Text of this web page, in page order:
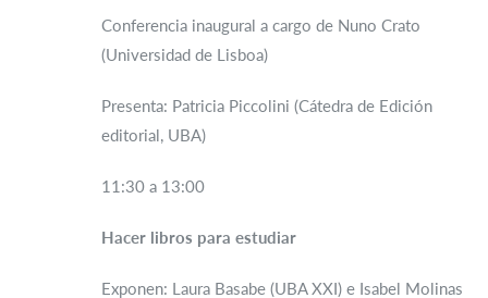
Conferencia inaugural a cargo de Nuno Crato
(Universidad de Lisboa)
Presenta: Patricia Piccolini (Cátedra de Edición
editorial, UBA)
11:30 a 13:00
Hacer libros para estudiar
Exponen: Laura Basabe (UBA XXI) e Isabel Molinas